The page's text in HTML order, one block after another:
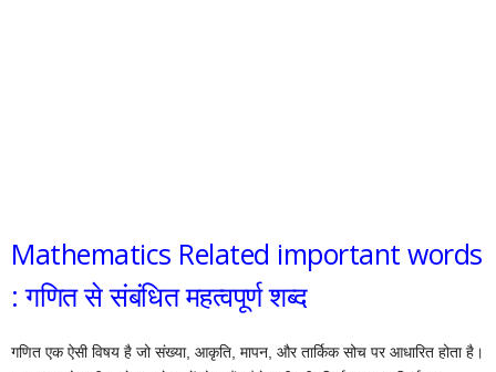
Mathematics Related important words
: गणित से संबंधित महत्वपूर्ण शब्द
गणित एक ऐसी विषय है जो संख्या, आकृति, मापन, और तार्किक सोच पर आधारित होता है।